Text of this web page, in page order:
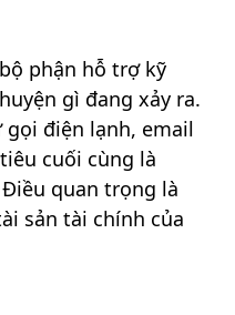
phận hỗ trợ kỹ
gì đang xảy ra.
điện lạnh, email
cuối cùng là
quan trọng là
sản tài chính của